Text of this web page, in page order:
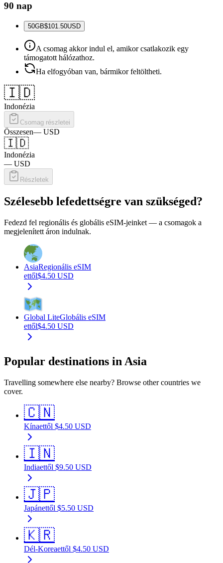
90 nap
50GB$101.50USD
A csomag akkor indul el, amikor csatlakozik egy
támogatott hálózathoz.
Ha elfogyóban van, bármikor feltöltheti.
🇮🇩
Indonézia
Csomag részletei
Összesen— USD
🇮🇩
Indonézia
— USD
Részletek
Szélesebb lefedettségre van szükséged?
Fedezd fel regionális és globális eSIM-jeinket — a csomagok a
megjelenített áron indulnak.
AsiaRegionális eSIM
ettől$4.50 USD
Global LiteGlobális eSIM
ettől$4.50 USD
Popular destinations in Asia
Travelling somewhere else nearby? Browse other countries we
cover.
🇨🇳
Kínaettől $4.50 USD
🇮🇳
Indiaettől $9.50 USD
🇯🇵
Japánettől $5.50 USD
🇰🇷
Dél-Koreaettől $4.50 USD